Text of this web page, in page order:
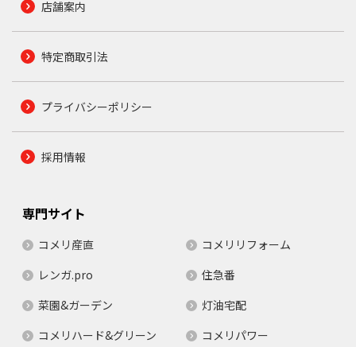
店舗案内
特定商取引法
プライバシーポリシー
採用情報
専門サイト
コメリ産直
コメリリフォーム
レンガ.pro
住急番
菜園&ガーデン
灯油宅配
コメリハード&グリーン
コメリパワー